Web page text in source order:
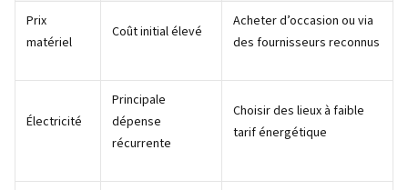
Prix
matériel
Coût initial élevé
Acheter d’occasion ou via
des fournisseurs reconnus
Électricité
Principale
dépense
récurrente
Choisir des lieux à faible
tarif énergétique